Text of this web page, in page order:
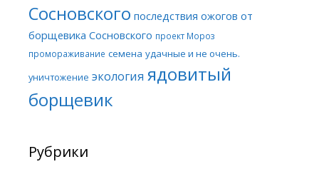
Сосновского последствия ожогов от
борщевика Сосновского проект Мороз
промораживание семена удачные и не очень.
уничтожение экология ядовитый
борщевик
Рубрики